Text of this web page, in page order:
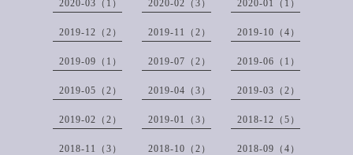
2020-03（1） 2020-02（3） 2020-01（1）
2019-12（2） 2019-11（2） 2019-10（4）
2019-09（1） 2019-07（2） 2019-06（1）
2019-05（2） 2019-04（3） 2019-03（2）
2019-02（2） 2019-01（3） 2018-12（5）
2018-11（3） 2018-10（2） 2018-09（4）